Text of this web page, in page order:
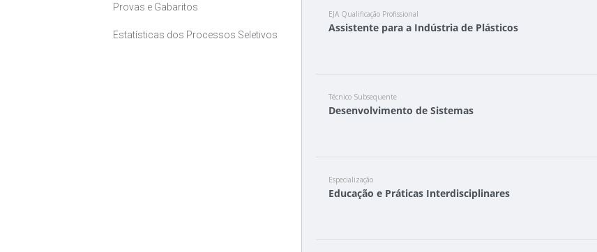
Provas e Gabaritos
Estatísticas dos Processos Seletivos
EJA Qualificação Profissional
Assistente para a Indústria de Plásticos
Técnico Subsequente
Desenvolvimento de Sistemas
Especialização
Educação e Práticas Interdisciplinares